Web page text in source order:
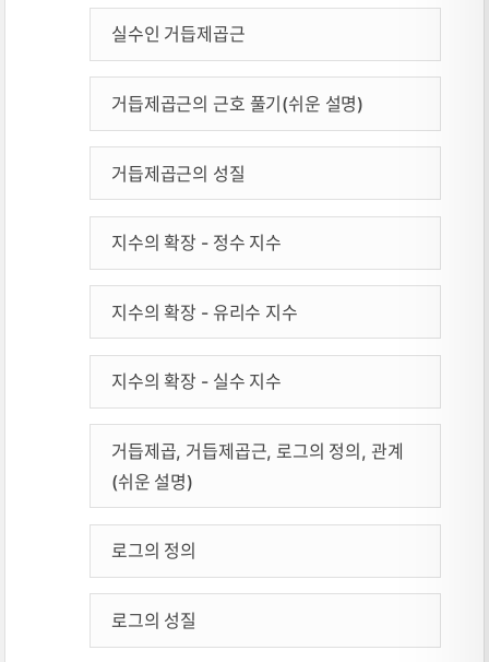
실수인 거듭제곱근
거듭제곱근의 근호 풀기(쉬운 설명)
거듭제곱근의 성질
지수의 확장 - 정수 지수
지수의 확장 - 유리수 지수
지수의 확장 - 실수 지수
거듭제곱, 거듭제곱근, 로그의 정의, 관계
(쉬운 설명)
로그의 정의
로그의 성질